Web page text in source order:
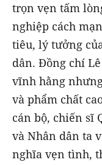
trọn vẹn tấm
nghiệp cách
tiêu, lý tưởng
dân. Đồng chí
vĩnh hằng
và phẩm chất
cán bộ, chiến sĩ
và Nhân dân ta
nghĩa vẹn tình,